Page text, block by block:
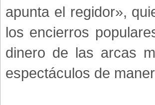
apunta el regidor»,
los encierros
dinero de las arcas
espectáculos de